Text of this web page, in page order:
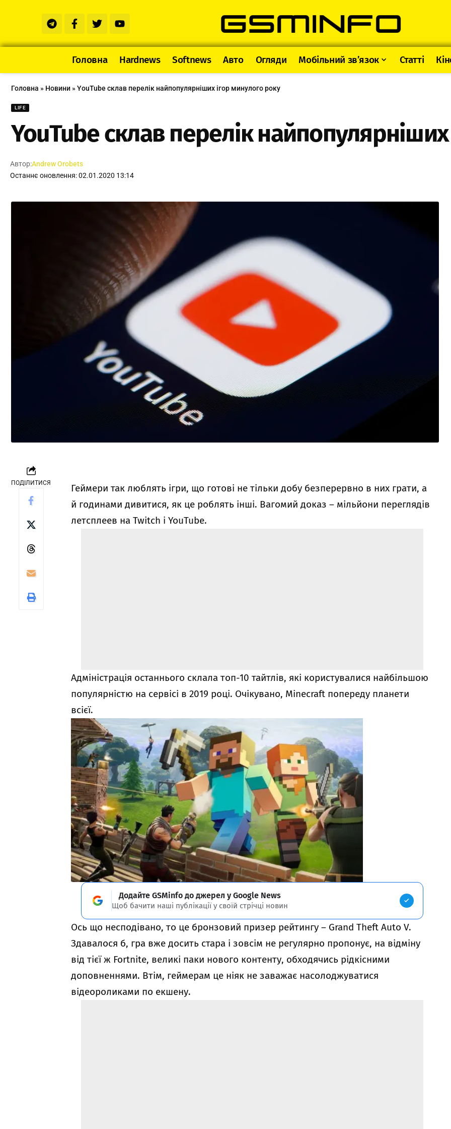
Головна Hardnews Softnews Авто Огляди Мобільний зв’язок Статті
Головна » Новини»YouTube склав перелік найпопулярніших ігор минулого року
LIFE
YouTube склав перелік
Останнє оновлення: 02.01.2020 13:14
Автор:Andrew Orobets
ПОДІЛИТИСЯ
Геймери так люблять ігри, що готові не тільки добу безперервно в них грати, а
й годинами дивитися, як це роблять інші. Вагомий доказ – мільйони переглядів
летсплеев на Twitch і YouTube.
Адміністрація останнього склала топ-10 тайтлів, які користувалися найбільшою
популярністю на сервісі в 2019 році. Очікувано, Minecraft попереду планети
всієї.
Додайте GSMinfo до джерел у Google News
Щоб бачити наші публікації у своїй стрічці новин
Ось що несподівано, то це бронзовий призер рейтингу – Grand Theft Auto V.
Здавалося б, гра вже досить стара і зовсім не регулярно пропонує, на відміну
від тієї ж Fortnite, великі паки нового контенту, обходячись рідкісними
доповненнями. Втім, геймерам це ніяк не заважає насолоджуватися
відеороликами по екшену.